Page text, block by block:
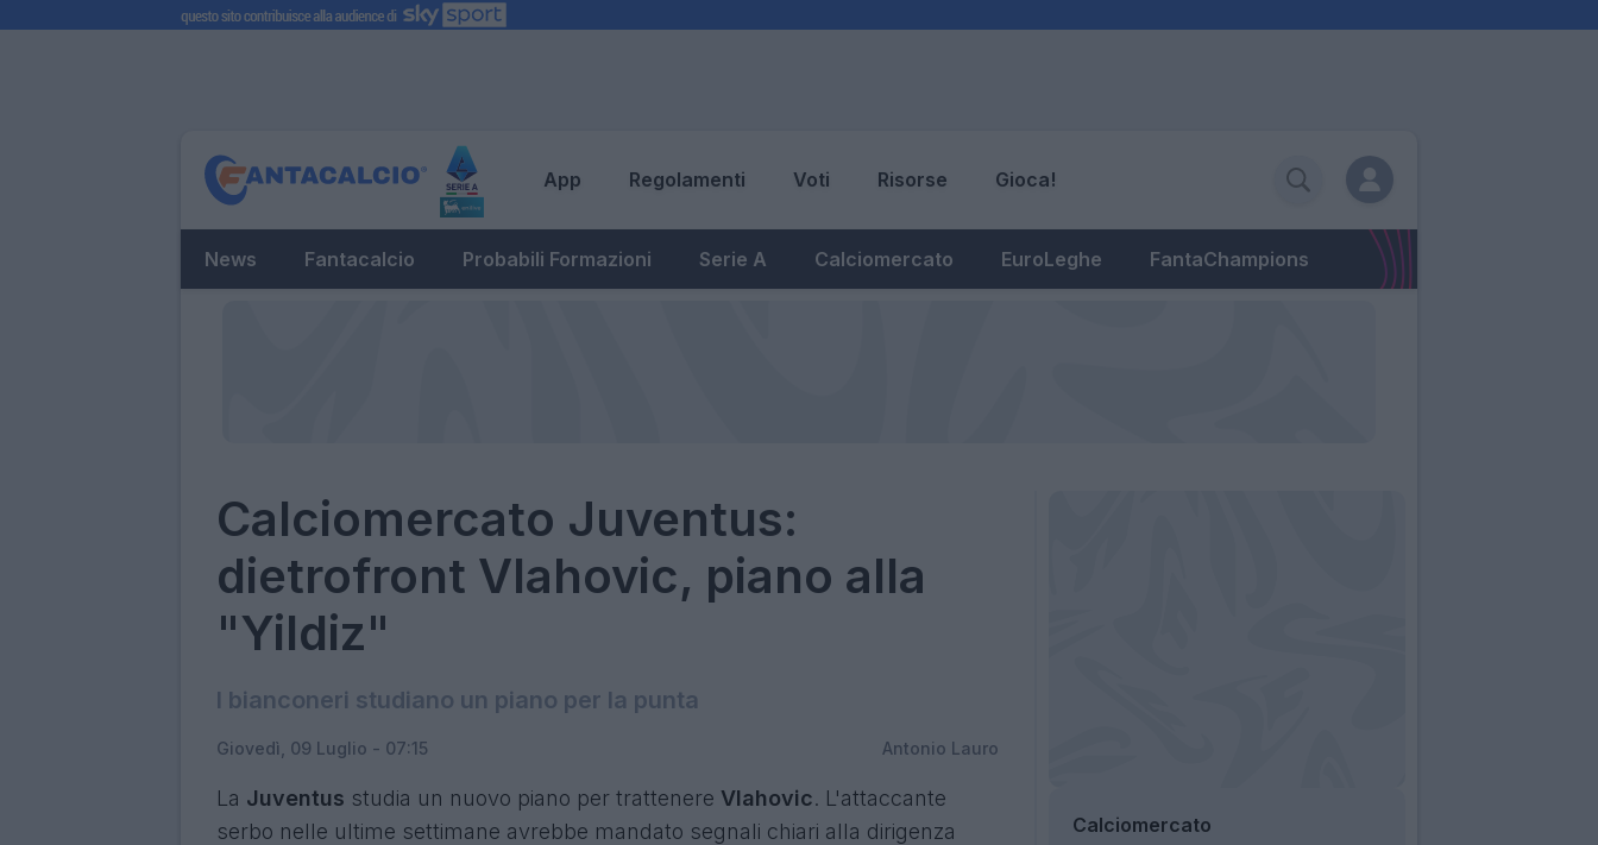
App Regolamenti Voti Risorse Gioca!
News Fantacalcio Probabili Formazioni Serie A Calciomercato EuroLeghe FantaChampions
Calciomercato Juventus:
dietrofront Vlahovic, piano alla
"Yildiz"
I bianconeri studiano un piano per la punta
Giovedì, 09 Luglio - 07:15 Antonio Lauro
La Juventus studia un nuovo piano per trattenere Vlahovic. L'attaccante
serbo nelle ultime settimane avrebbe mandato segnali chiari alla dirigenza
Calciomercato